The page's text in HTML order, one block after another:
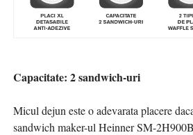
Capacitate: 2 sandwich-uri
Micul dejun este o adevarata placere
sandwich maker-ul Heinner SM-